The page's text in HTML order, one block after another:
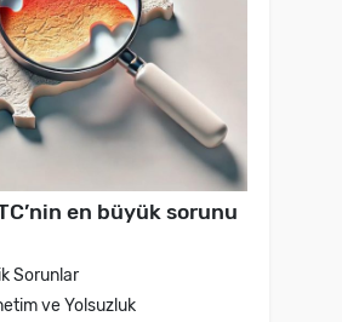
en büyük sorunu
Sorunlar
ve Yolsuzluk